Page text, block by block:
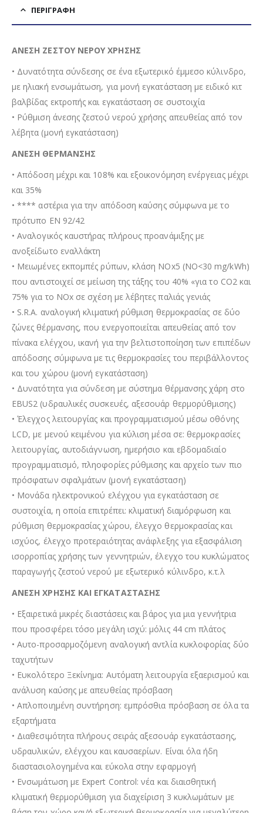
ΠΕΡΙΓΡΑΦΉ
ΑΝΕΣΗ ΖΕΣΤΟΥ ΝΕΡΟΥ ΧΡΗΣΗΣ
• Δυνατότητα σύνδεσης σε ένα εξωτερικό έµµεσο κύλινδρο,
µε ηλιακή ενσωµάτωση, για µονή εγκατάσταση µε ειδικό κιτ
βαλβίδας εκτροπής και εγκατάσταση σε συστοιχία
• Ρύθμιση άνεσης ζεστού νερού χρήσης απευθείας από τον
λέβητα (μονή εγκατάσταση)
ΑΝΕΣΗ ΘΕΡΜΑΝΣΗΣ
• Απόδοση µέχρι και 108% και εξοικονόµηση ενέργειας µέχρι
και 35%
• **** αστέρια για την απόδοση καύσης σύµφωνα µε το
πρότυπο EN 92/42
• Αναλογικός καυστήρας πλήρους προανάµιξης µε
ανοξείδωτο εναλλάκτη
• Μειωµένες εκποµπές ρύπων, κλάση NOx5 (NO<30 mg/kWh)
που αντιστοιχεί σε µείωση της τάξης του 40% «για το CO2 και
75% για το NOx σε σχέση µε λέβητες παλιάς γενιάς
• S.R.A. αναλογική κλιµατική ρύθµιση θερµοκρασίας σε δύο
ζώνες θέρµανσης, που ενεργοποιείται απευθείας από τον
πίνακα ελέγχου, ικανή για την βελτιστοποίηση των επιπέδων
απόδοσης σύµφωνα µε τις θερµοκρασίες του περιβάλλοντος
και του χώρου (µονή εγκατάσταση)
• Δυνατότητα για σύνδεση µε σύστηµα θέρµανσης χάρη στο
EBUS2 (υδραυλικές συσκευές, αξεσουάρ θερµορύθµισης)
• Έλεγχος λειτουργίας και προγραµµατισµού µέσω οθόνης
LCD, µε µενού κειµένου για κύλιση µέσα σε: θερµοκρασίες
λειτουργίας, αυτοδιάγνωση, ηµερήσιο και εβδοµαδιαίο
προγραµµατισµό, πληοφορίες ρύθµισης και αρχείο των πιο
πρόσφατων σφαλµάτων (µονή εγκατάσταση)
• Μονάδα ηλεκτρονικού ελέγχου για εγκατάσταση σε
συστοιχία, η οποία επιτρέπει: κλιµατική διαµόρφωση και
ρύθµιση θερµοκρασίας χώρου, έλεγχο θερµοκρασίας και
ισχύος, έλεγχο προτεραιότητας ανάφλεξης για εξασφάλιση
ισορροπίας χρήσης των γεννητριών, έλεγχο του κυκλώµατος
παραγωγής ζεστού νερού µε εξωτερικό κύλινδρο, κ.τ.λ
ΑΝΕΣΗ ΧΡΗΣΗΣ ΚΑΙ ΕΓΚΑΤΑΣΤΑΣΗΣ
• Εξαιρετικά µικρές διαστάσεις και βάρος για µια γεννήτρια
που προσφέρει τόσο µεγάλη ισχύ: µόλις 44 cm πλάτος
• Αυτο-προσαρμοζόμενη αναλογική αντλία κυκλοφορίας δύο
ταχυτήτων
• Ευκολότερο Ξεκίνημα: Αυτόματη λειτουργία εξαερισμού και
ανάλυση καύσης µε απευθείας πρόσβαση
• Απλοποιηµένη συντήρηση: εμπρόσθια πρόσβαση σε όλα τα
εξαρτήματα
• Διαθεσιµότητα πλήρους σειράς αξεσουάρ εγκατάστασης,
υδραυλικών, ελέγχου και καυσαερίων. Είναι όλα ήδη
διαστασιολογηµένα και εύκολα στην εφαρµογή
• Ενσωµάτωση µε Expert Control: νέα και διαισθητική
κλιµατική θερµορύθµιση για διαχείριση 3 κυκλωµάτων µε